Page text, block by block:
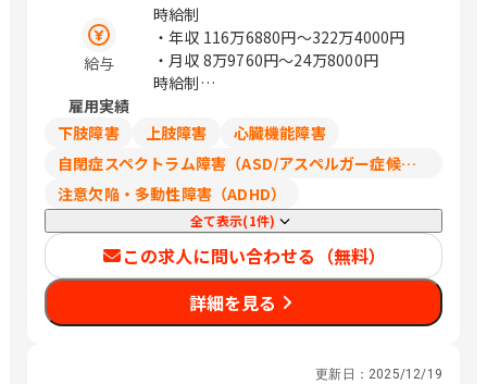
レース大聖堂 京都府京都市左京区吉田
河原町14-5 京都 アートグレイス ウエ
ディングヒルズ 大阪府大阪市住之江区
南港北2-8-1 大阪 アートグレイス ウエ
町1-1-18 心斎橋 セントグレースヴィ
レードセンター前、本町
給与
時給制
・年収 116万6880円〜322万4000円
・月収 8万9760円〜24万8000円
時給制
月給
89,760円～248,000円
想定年収は、京都府の最低時給(1,122
円)×週20h×52週~最高時給(1,550
円)×週40h×52週で算出しておりま
す。
埼玉県：1,141円～
東京都：1,226円～
雇用実績
下肢障害
上肢障害
心臓機能障害
自閉症スペクトラム障害（ASD/アスペルガー症候群/広汎性発達障害）
注意欠陥・多動性障害（ADHD）
全て表示(1件)
この求人に問い合わせる（無料）
詳細を見る
更新日： 2025/12/19